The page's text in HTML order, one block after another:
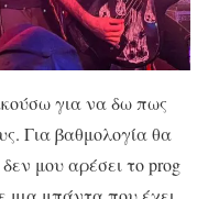
για να δω πως
Για βαθμολογία θα
μου αρέσει το prog